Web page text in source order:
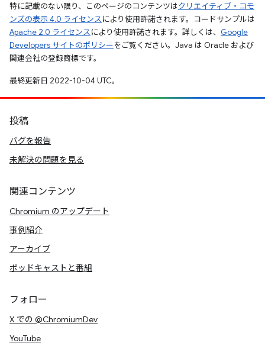
特に記載のない限り、このページのコンテンツはクリエイティブ・コモ
ンズの表示 4.0 ライセンスにより使用許諾されます。コードサンプルは
Apache 2.0 ライセンスにより使用許諾されます。詳しくは、 Google
Developers サイトのポリシーをご覧ください。Java は Oracle および
関連会社の登録商標です。
最終更新日 2022-10-04 UTC。
投稿
バグを報告
未解決の問題を見る
関連コンテンツ
Chromium のアップデート
事例紹介
アーカイブ
ポッドキャストと番組
フォロー
X での @ChromiumDev
YouTube